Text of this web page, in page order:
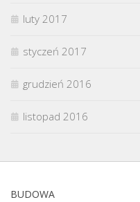
luty 2017
styczeń 2017
grudzień 2016
listopad 2016
BUDOWA